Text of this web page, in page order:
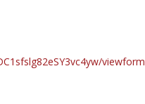
viewform